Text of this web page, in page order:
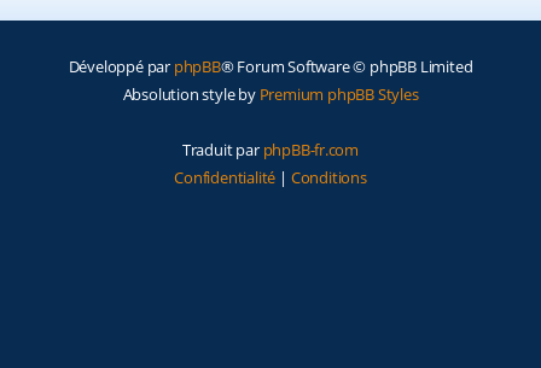
Développé par phpBB® Forum Software © phpBB Limited
Absolution style by Premium phpBB Styles
Traduit par phpBB-fr.com
Confidentialité | Conditions